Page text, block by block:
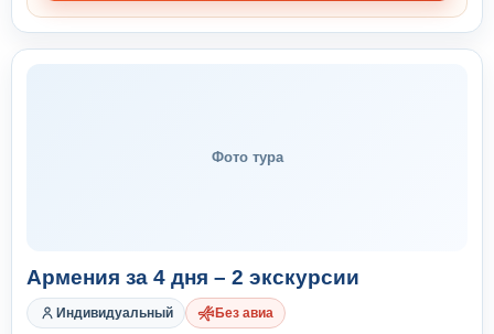
Фото тура
Армения за 4 дня – 2 экскурсии
Индивидуальный Без авиа